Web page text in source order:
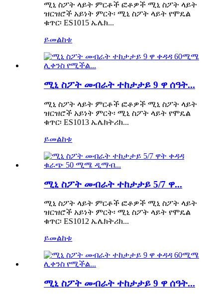
ሚኒ ስፖት ላይት ምርቶች ፎቶዎች ሚኒ ስፖት ላይት
ዝርዝሮች አይነት ምርት፡ ሚኒ ስፖት ላይት የሞዴል
ቁጥር፡ ES1015 ኤሌክ...
ይመልከቱ
ሚኒ ስፖት መብራት ተከታታይ 9 ዋ ሰዓት...
ሚኒ ስፖት ላይት ምርቶች ፎቶዎች ሚኒ ስፖት ላይት
ዝርዝሮች አይነት ምርት፡ ሚኒ ስፖት ላይት የሞዴል
ቁጥር፡ ES1013 ኤሌክትሪክ...
ይመልከቱ
ሚኒ ስፖት መብራት ተከታታይ 5/7 ዋ...
ሚኒ ስፖት ላይት ምርቶች ፎቶዎች ሚኒ ስፖት ላይት
ዝርዝሮች አይነት ምርት፡ ሚኒ ስፖት ላይት የሞዴል
ቁጥር፡ ES1012 ኤሌክትሪክ...
ይመልከቱ
ሚኒ ስፖት መብራት ተከታታይ 9 ዋ ሰዓት...